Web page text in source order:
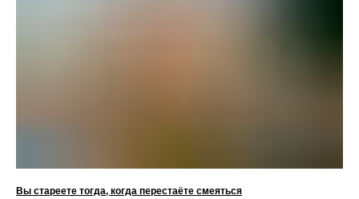
Вы стареете тогда, когда перестаёте смеяться